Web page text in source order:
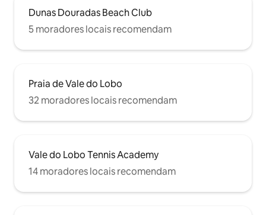
Dunas Douradas Beach Club
5 moradores locais recomendam
Praia de Vale do Lobo
32 moradores locais recomendam
Vale do Lobo Tennis Academy
14 moradores locais recomendam